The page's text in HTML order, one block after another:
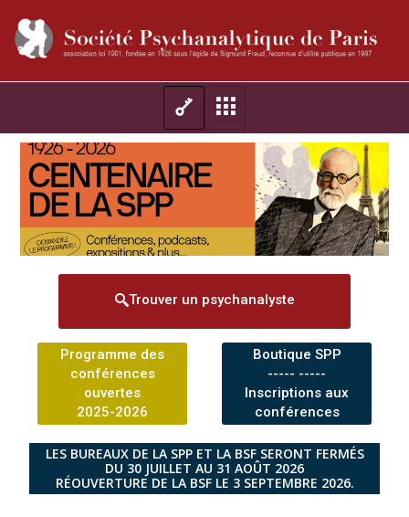
Trouver un psychanalyste
Programme des
conférences
ouvertes
2025-2026
Boutique SPP
----- -----
Inscriptions aux
conférences
LES BUREAUX DE LA SPP ET LA BSF SERONT FERMÉS
DU 30 JUILLET AU 31 AOÛT 2026
RÉOUVERTURE DE LA BSF LE 3 SEPTEMBRE 2026.